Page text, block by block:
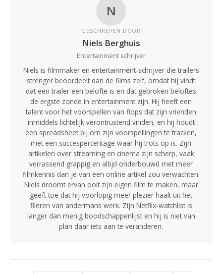
N
GESCHREVEN DOOR
Niels Berghuis
Entertainment schrijver
Niels is filmmaker en entertainment-schrijver die trailers
strenger beoordeelt dan de films zelf, omdat hij vindt
dat een trailer een belofte is en dat gebroken beloftes
de ergste zonde in entertainment zijn. Hij heeft een
talent voor het voorspellen van flops dat zijn vrienden
inmiddels lichtelijk verontrustend vinden, en hij houdt
een spreadsheet bij om zijn voorspellingen te tracken,
met een succespercentage waar hij trots op is. Zijn
artikelen over streaming en cinema zijn scherp, vaak
verrassend grappig en altijd onderbouwd met meer
filmkennis dan je van een online artikel zou verwachten.
Niels droomt ervan ooit zijn eigen film te maken, maar
geeft toe dat hij voorlopig meer plezier haalt uit het
fileren van andermans werk. Zijn Netflix-watchlist is
langer dan menig boodschappenlijst en hij is niet van
plan daar iets aan te veranderen.